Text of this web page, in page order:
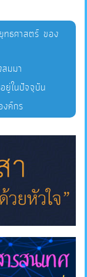
ธศาสตร์ ของ
มมา
ยู่ในปัจจุบัน
ค์กร